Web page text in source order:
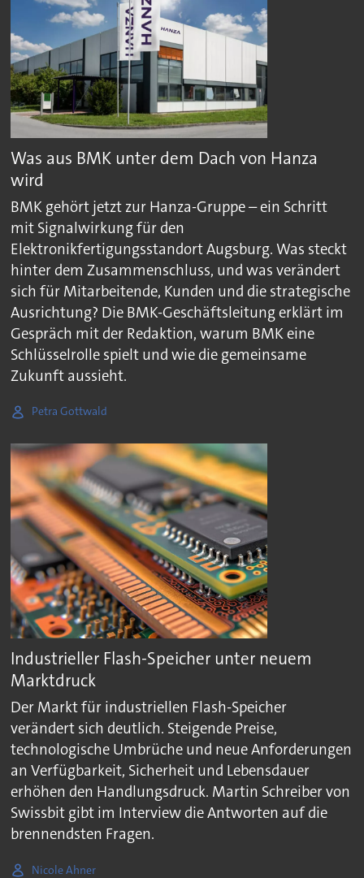
Was aus BMK unter dem Dach von Hanza
wird
BMK gehört jetzt zur Hanza-Gruppe – ein Schritt
mit Signalwirkung für den
Elektronikfertigungsstandort Augsburg. Was steckt
hinter dem Zusammenschluss, und was verändert
sich für Mitarbeitende, Kunden und die strategische
Ausrichtung? Die BMK-Geschäftsleitung erklärt im
Gespräch mit der Redaktion, warum BMK eine
Schlüsselrolle spielt und wie die gemeinsame
Zukunft aussieht.
Petra Gottwald
Industrieller Flash-Speicher unter neuem
Marktdruck
Der Markt für industriellen Flash-Speicher
verändert sich deutlich. Steigende Preise,
technologische Umbrüche und neue Anforderungen
an Verfügbarkeit, Sicherheit und Lebensdauer
erhöhen den Handlungsdruck. Martin Schreiber von
Swissbit gibt im Interview die Antworten auf die
brennendsten Fragen.
Nicole Ahner